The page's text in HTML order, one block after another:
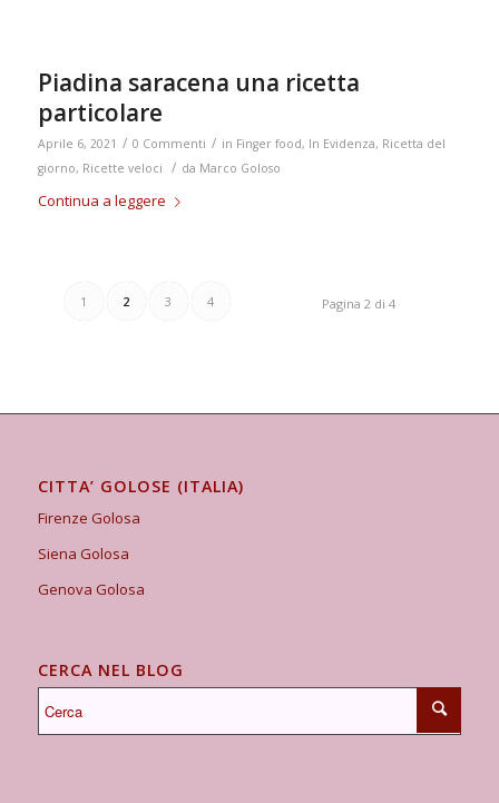
Piadina saracena una ricetta
particolare
Aprile 6, 2021 / 0 Commenti / in Finger food, In Evidenza, Ricetta del
giorno, Ricette veloci / da Marco Goloso
Continua a leggere
Pagina 2 di 4
1 2 3 4
CITTA’ GOLOSE (ITALIA)
Firenze Golosa
Siena Golosa
Genova Golosa
CERCA NEL BLOG